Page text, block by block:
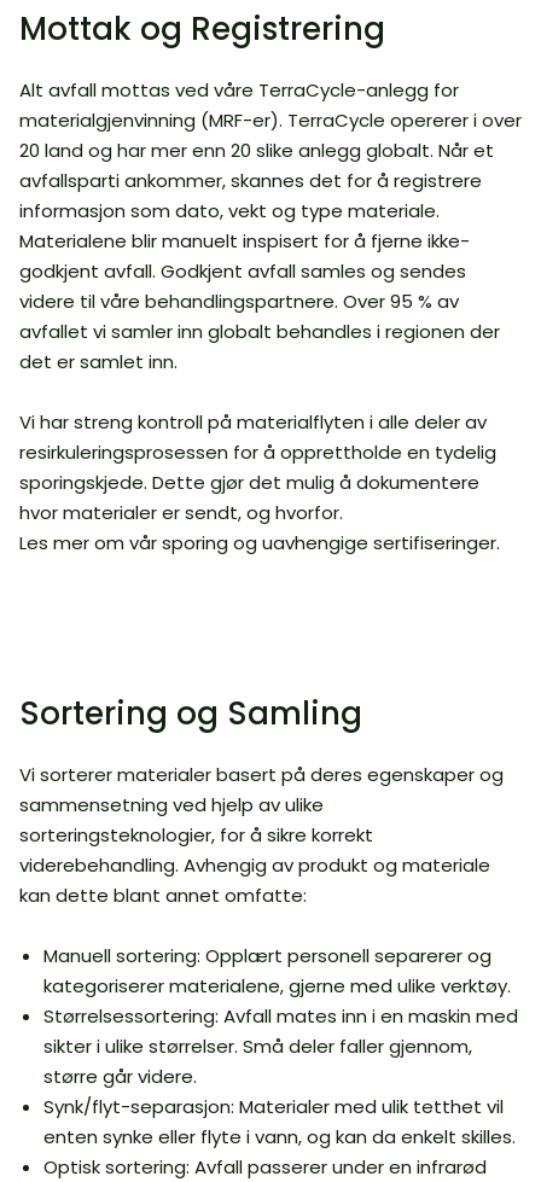
Mottak og Registrering
Alt avfall mottas ved våre TerraCycle-anlegg for
materialgjenvinning (MRF-er). TerraCycle opererer i over
20 land og har mer enn 20 slike anlegg globalt. Når et
avfallsparti ankommer, skannes det for å registrere
informasjon som dato, vekt og type materiale.
Materialene blir manuelt inspisert for å fjerne ikke-
godkjent avfall. Godkjent avfall samles og sendes
videre til våre behandlingspartnere. Over 95 % av
avfallet vi samler inn globalt behandles i regionen der
det er samlet inn.
Vi har streng kontroll på materialflyten i alle deler av
resirkuleringsprosessen for å opprettholde en tydelig
sporingskjede. Dette gjør det mulig å dokumentere
hvor materialer er sendt, og hvorfor.
Les mer om vår sporing og uavhengige sertifiseringer.
Sortering og Samling
Vi sorterer materialer basert på deres egenskaper og
sammensetning ved hjelp av ulike
sorteringsteknologier, for å sikre korrekt
viderebehandling. Avhengig av produkt og materiale
kan dette blant annet omfatte:
Manuell sortering: Opplært personell separerer og
kategoriserer materialene, gjerne med ulike verktøy.
Størrelsessortering: Avfall mates inn i en maskin med
sikter i ulike størrelser. Små deler faller gjennom,
større går videre.
Synk/flyt-separasjon: Materialer med ulik tetthet vil
enten synke eller flyte i vann, og kan da enkelt skilles.
Optisk sortering: Avfall passerer under en infrarød